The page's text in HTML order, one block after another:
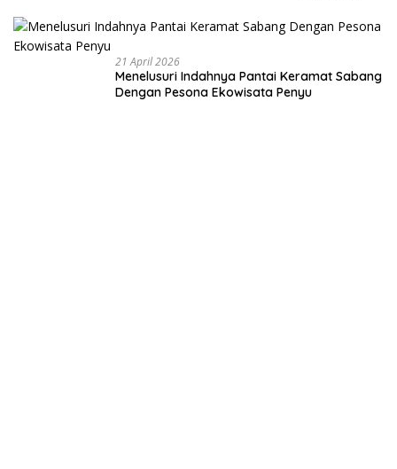
Negeri dari
Desa
21 April 2026
Menelusuri Indahnya Pantai Keramat Sabang
Dengan Pesona Ekowisata Penyu